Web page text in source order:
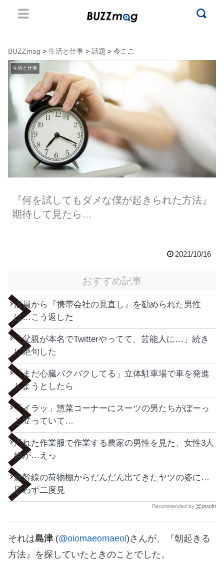
BUZZmag > 生活と仕事 > 話題 > 今ここ
生活と仕事
『何を試してもダメな僕が起きられた方法』
期待して見たら…
2021/10/16
おすすめ記事
店員から『携帯会社の見直し』を勧められた男性
は…こう返した
「父親が本名でTwitterやってて、芸能人に…」続き
に絶句した
「まだ心臓バクバクしてる」立体駐車場で車を発進
しようとしたら
「イラッ」惣菜コーナーにスーツの男たちがぼーっ
と立っていて…
汚れた作業服で作業する農家の男性を見た、女性3人
組が…えっ
新幹線の荷物棚からだんだん出てきたヤツの姿に…
思わず二度見
Recommended by
それは島津(@oiomaeomaeoi)さんが、『朝起きる
方法』を探していたときのことでした。